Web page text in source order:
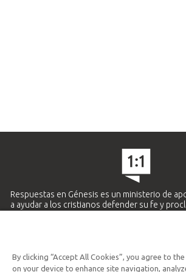
Respuestas en Génesis es un ministerio de
a ayudar a los cristianos defender su fe y
Ministerio Hispano y
By clicking “Accept All Cookies”, you agree to
on your device to enhance site navigation,